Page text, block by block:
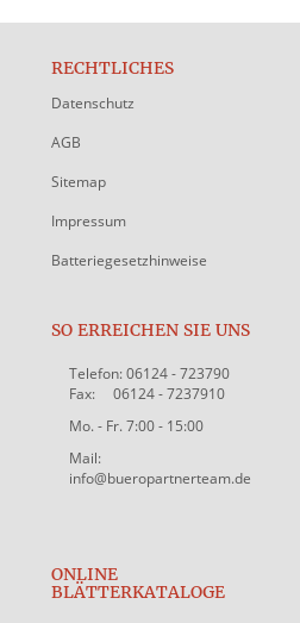
RECHTLICHES
Datenschutz
AGB
Sitemap
Impressum
Batteriegesetzhinweise
SO ERREICHEN SIE UNS
Telefon: 06124 - 723790
Fax: 06124 - 7237910
Mo. - Fr. 7:00 - 15:00
Mail:
info@bueropartnerteam.de
ONLINE
BLÄTTERKATALOGE